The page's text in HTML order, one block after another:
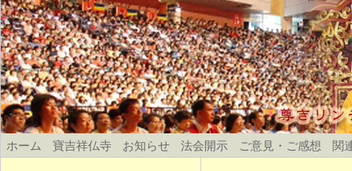
ホーム 寶吉祥仏寺 お知らせ 法会開示 ご意見・ご感想 関